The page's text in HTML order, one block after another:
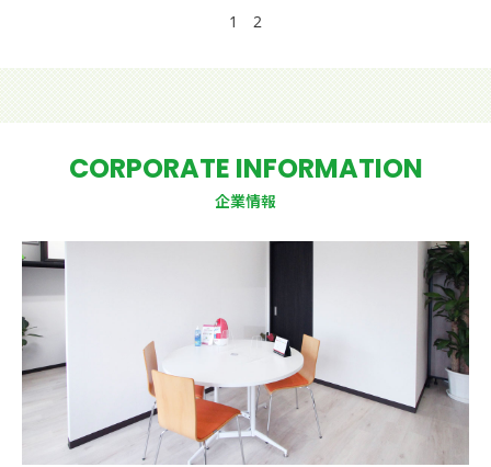
1 2
CORPORATE INFORMATION
企業情報